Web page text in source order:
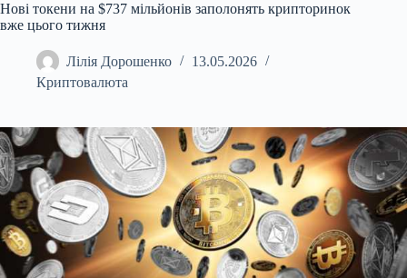
Нові токени на $737 мільйонів заполонять крипторинок
вже цього тижня
Лілія Дорошенко
13.05.2026
Криптовалюта